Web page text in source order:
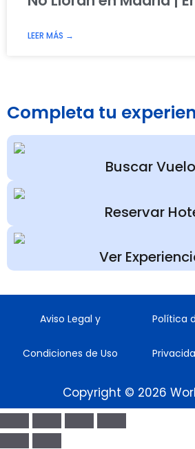
LEER MÁS →
Completa tu
Buscar
Reservar
Ver
Aviso Legal y
Condiciones de Uso
Política
Copyright © 2026